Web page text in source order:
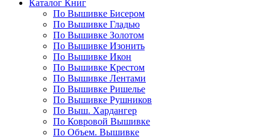
Каталог Книг
По Вышивке Бисером
По Вышивке Гладью
По Вышивке Золотом
По Вышивке Изонить
По Вышивке Икон
По Вышивке Крестом
По Вышивке Лентами
По Вышивке Ришелье
По Вышивке Рушников
По Выш. Хардангер
По Ковровой Вышивке
По Объем. Вышивке